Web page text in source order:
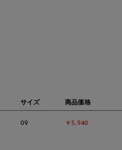
サイズ 商品価格
09 ￥5,940